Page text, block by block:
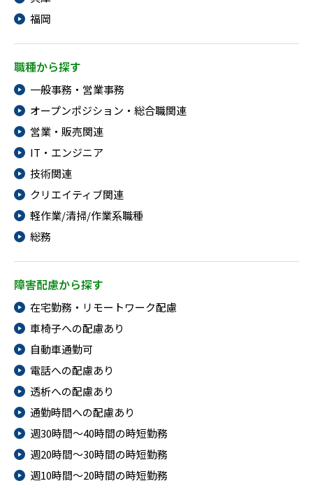
福岡
職種から探す
一般事務・営業事務
オープンポジション・総合職関連
営業・販売関連
IT・エンジニア
技術関連
クリエイティブ関連
軽作業/清掃/作業系職種
総務
障害配慮から探す
在宅勤務・リモートワーク配慮
車椅子への配慮あり
自動車通勤可
電話への配慮あり
透析への配慮あり
通勤時間への配慮あり
週30時間～40時間の時短勤務
週20時間～30時間の時短勤務
週10時間～20時間の時短勤務